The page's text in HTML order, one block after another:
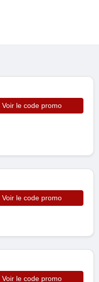
Voir le code promo
Voir le code promo
Voir le code promo